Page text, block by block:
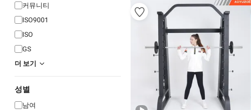
커뮤니티
ISO9001
ISO
GS
더 보기
성별
남여